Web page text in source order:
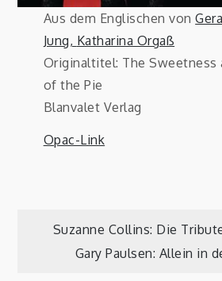
Aus dem Englischen von
Jung, Katharina Orgaß
Originaltitel: The
of the Pie
Blanvalet Verlag
Opac-Link
Suzanne Collins: Die
Gary Paulsen: Allein in